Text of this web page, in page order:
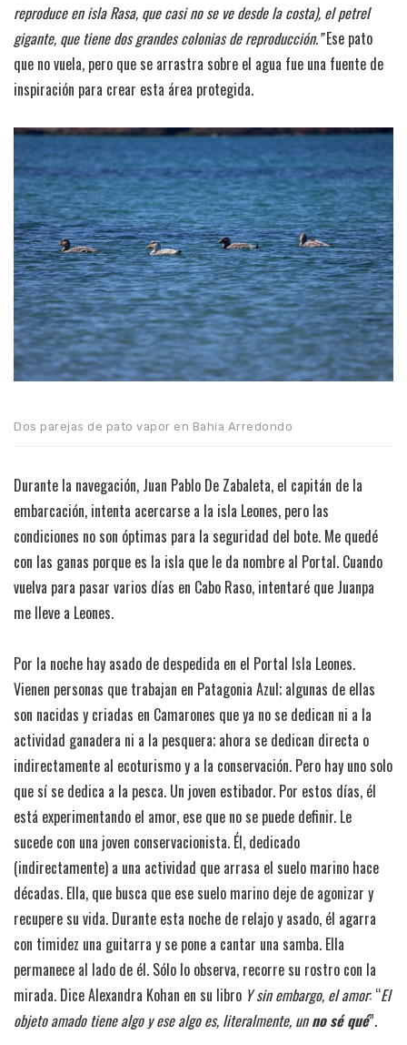
reproduce en isla Rasa, que casi no se ve desde la costa), el petrel
gigante, que tiene dos grandes colonias de reproducción.”Ese pato
que no vuela, pero que se arrastra sobre el agua fue una fuente de
inspiración para crear esta área protegida.
Dos parejas de pato vapor en Bahía Arredondo
Durante la navegación, Juan Pablo De Zabaleta, el capitán de la
embarcación, intenta acercarse a la isla Leones, pero las
condiciones no son óptimas para la seguridad del bote. Me quedé
con las ganas porque es la isla que le da nombre al Portal. Cuando
vuelva para pasar varios días en Cabo Raso, intentaré que Juanpa
me lleve a Leones.
Por la noche hay asado de despedida en el Portal Isla Leones.
Vienen personas que trabajan en Patagonia Azul; algunas de ellas
son nacidas y criadas en Camarones que ya no se dedican ni a la
actividad ganadera ni a la pesquera; ahora se dedican directa o
indirectamente al ecoturismo y a la conservación. Pero hay uno solo
que sí se dedica a la pesca. Un joven estibador. Por estos días, él
está experimentando el amor, ese que no se puede definir. Le
sucede con una joven conservacionista. Él, dedicado
(indirectamente) a una actividad que arrasa el suelo marino hace
décadas. Ella, que busca que ese suelo marino deje de agonizar y
recupere su vida. Durante esta noche de relajo y asado, él agarra
con timidez una guitarra y se pone a cantar una samba. Ella
permanece al lado de él. Sólo lo observa, recorre su rostro con la
mirada. Dice Alexandra Kohan en su libro Y sin embargo, el amor: “El
objeto amado tiene algo y ese algo es, literalmente, unno sé qué”.